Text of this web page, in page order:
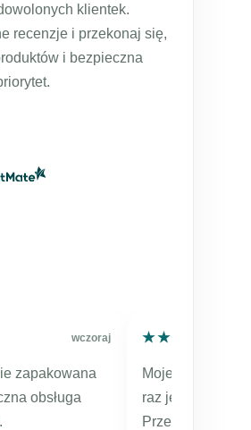
klientek.
recenzje i przekonaj się,
i bezpieczna
wczoraj
obsługa
★★★★★
★★★★★
Moje kolejne
raz jestem bardzo
Przesyłka